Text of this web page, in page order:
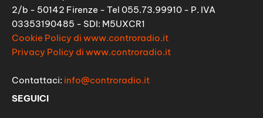
2/b - 50142 Firenze - Tel 055.73.99910 - P. IVA
03353190485 - SDI: M5UXCR1
Cookie Policy di www.controradio.it
Privacy Policy di www.controradio.it
Contattaci: info@controradio.it
SEGUICI